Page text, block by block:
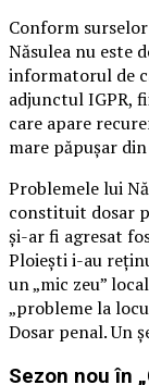
Conform
Năsulea nu este
informatorul de
adjunctul IGPR,
care apare
mare păpușar
Problemele lui
constituit dosar
și-ar fi agresat
Ploiești i-au
un „mic zeu”
„probleme la
Dosar penal. Un
Sezon nou în